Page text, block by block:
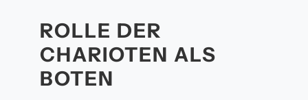
ROLLE DER
CHARIOTEN ALS
BOTEN